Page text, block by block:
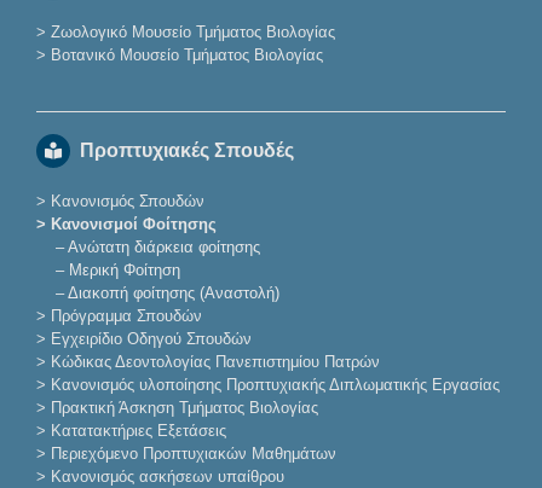
> Ζωολογικό Μουσείο Τμήματος Βιολογίας
> Βοτανικό Μουσείο Τμήματος Βιολογίας
Προπτυχιακές Σπουδές
> Κανονισμός Σπουδών
> Κανονισμοί Φοίτησης
–Ανώτατη διάρκεια φοίτησης
– Μερική Φοίτηση
–Διακοπή φοίτησης (Αναστολή)
> Πρόγραμμα Σπουδών
> Εγχειρίδιο Οδηγού Σπουδών
> Κώδικας Δεοντολογίας Πανεπιστημίου Πατρών
> Κανονισμός υλοποίησης Προπτυχιακής Διπλωματικής Εργασίας
> Πρακτική Άσκηση Τμήματος Βιολογίας
> Κατατακτήριες Eξετάσεις
> Περιεχόμενο Προπτυχιακών Μαθημάτων
> Κανονισμός ασκήσεων υπαίθρου